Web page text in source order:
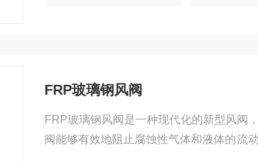
FRP玻璃钢风阀
FRP玻璃钢风阀是一种现代化的新型风阀
阀能够有效地阻止腐蚀性气体和液体的流